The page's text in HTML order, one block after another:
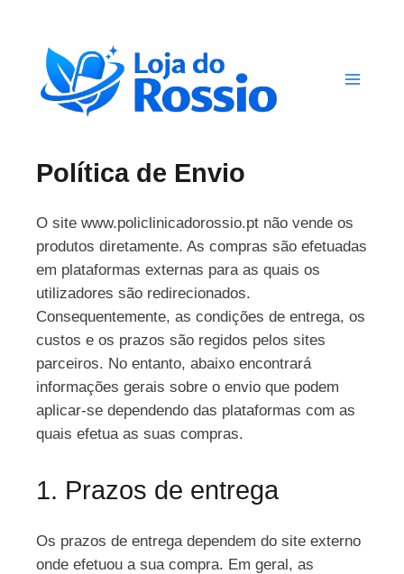
content
Política de Envio
O site www.policlinicadorossio.pt não vende os
produtos diretamente. As compras são efetuadas
em plataformas externas para as quais os
utilizadores são redirecionados.
Consequentemente, as condições de entrega, os
custos e os prazos são regidos pelos sites
parceiros. No entanto, abaixo encontrará
informações gerais sobre o envio que podem
aplicar-se dependendo das plataformas com as
quais efetua as suas compras.
1. Prazos de entrega
Os prazos de entrega dependem do site externo
onde efetuou a sua compra. Em geral, as